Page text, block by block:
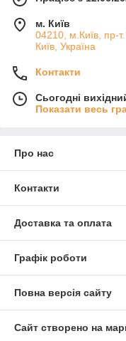
м. Київ
04210, м.Київ, пр-
Київ, Україна
Контакти
Сьогодні
Показати весь
Про нас
Контакти
Доставка та оплата
Графік роботи
Повна версія сайту
Сайт створено на